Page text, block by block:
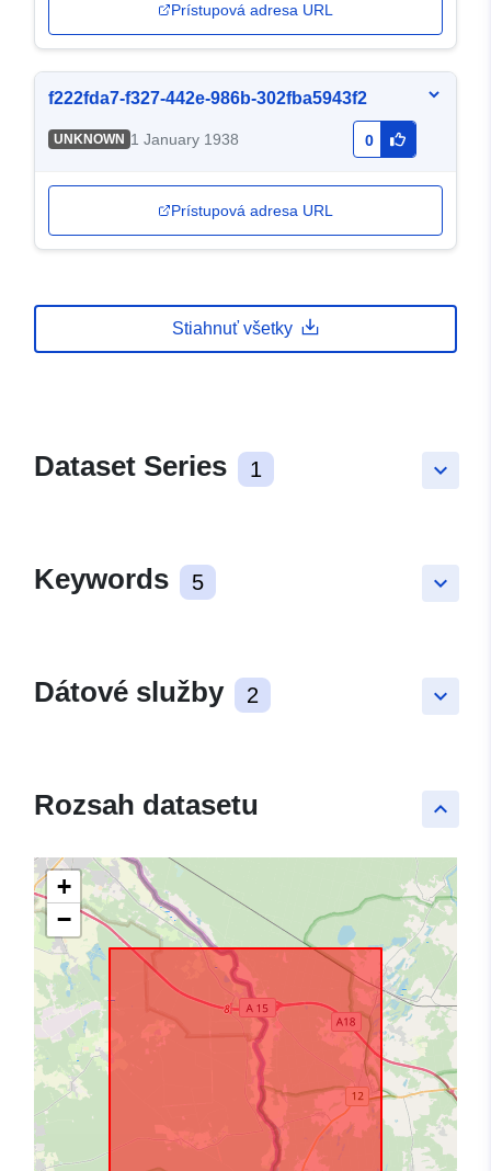
Prístupová adresa URL
f222fda7-f327-442e-986b-302fba5943f2
UNKNOWN 1 January 1938 0
Prístupová adresa URL
Stiahnuť všetky
keyboard_arrow_down
Dataset Series 1
keyboard_arrow_down
Keywords 5
keyboard_arrow_down
Dátové služby 2
keyboard_arrow_up
Rozsah datasetu
+
−